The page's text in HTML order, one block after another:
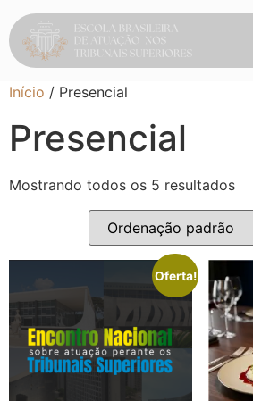
Início / Presencial
Presencial
Mostrando todos os 5 resultados
Oferta!